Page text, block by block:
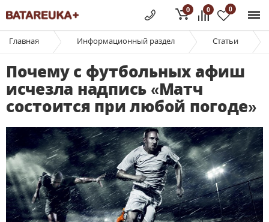
0 0
0
Главная Информационный раздел Статьи
Почему с футбольных афиш
исчезла надпись «Матч
состоится при любой погоде»